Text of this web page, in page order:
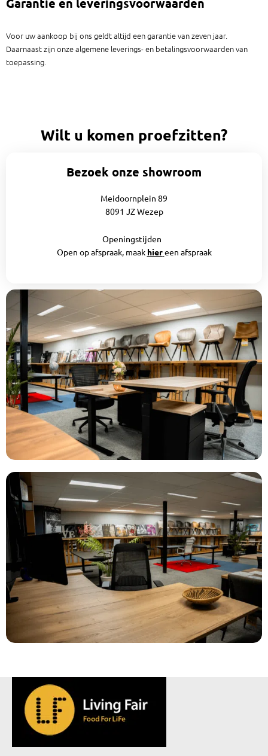
Garantie en leveringsvoorwaarden
Voor uw aankoop bij ons geldt altijd een garantie van zeven jaar.
Daarnaast zijn onze algemene leverings- en betalingsvoorwaarden van
toepassing.
Wilt u komen proefzitten?
Bezoek onze showroom
Meidoornplein 89
8091 JZ Wezep
Openingstijden
Open op afspraak, maak hiereen afspraak